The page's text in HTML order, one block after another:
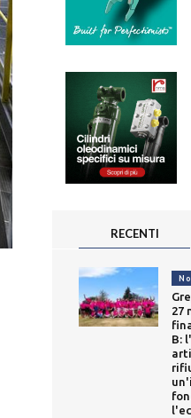
RECENTI
27
B: